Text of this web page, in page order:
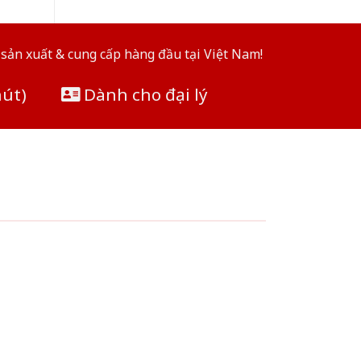
xuất & cung cấp hàng đầu tại Việt Nam!
Dành cho đại lý